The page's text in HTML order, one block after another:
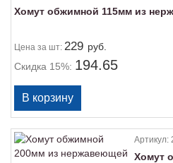
Хомут обжимной 115мм из
Цена за шт: 229 руб.
Скидка 15%: 194.65
Артикул:
Хомут